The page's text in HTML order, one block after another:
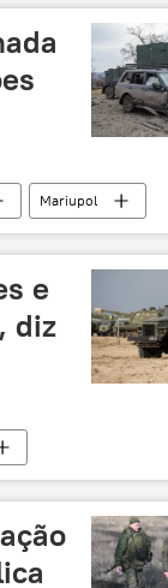
Mariupol
e
diz
Kiev Carcóvia